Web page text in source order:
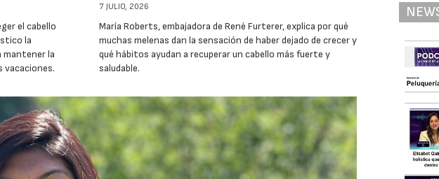
el cabello
la
mantener la
vacaciones.
7 JULIO, 2026
María Roberts, embajadora de René Furterer, explica por qué
muchas melenas dan la sensación de haber dejado de crecer y
qué hábitos ayudan a recuperar un cabello más fuerte y
saludable.